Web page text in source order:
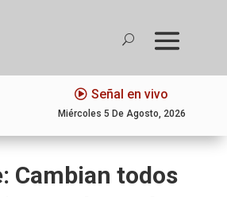
Señal en vivo
Miércoles 5 De Agosto, 2026
Cambian todos